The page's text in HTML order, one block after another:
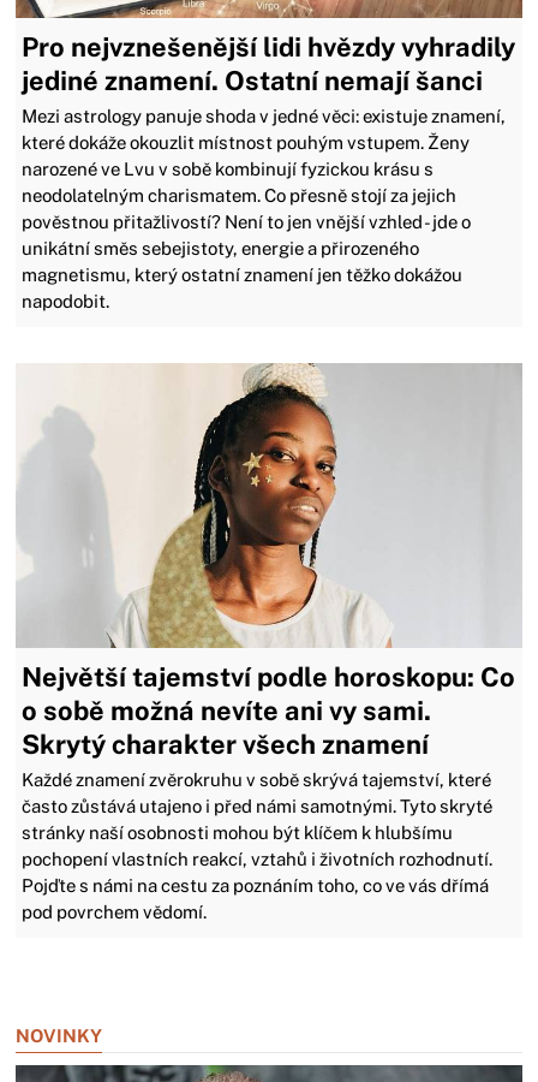
Pro nejvznešenější lidi hvězdy vyhradily
jediné znamení. Ostatní nemají šanci
Mezi astrology panuje shoda v jedné věci: existuje znamení,
které dokáže okouzlit místnost pouhým vstupem. Ženy
narozené ve Lvu v sobě kombinují fyzickou krásu s
neodolatelným charismatem. Co přesně stojí za jejich
pověstnou přitažlivostí? Není to jen vnější vzhled - jde o
unikátní směs sebejistoty, energie a přirozeného
magnetismu, který ostatní znamení jen těžko dokážou
napodobit.
Největší tajemství podle horoskopu: Co
o sobě možná nevíte ani vy sami.
Skrytý charakter všech znamení
Každé znamení zvěrokruhu v sobě skrývá tajemství, které
často zůstává utajeno i před námi samotnými. Tyto skryté
stránky naší osobnosti mohou být klíčem k hlubšímu
pochopení vlastních reakcí, vztahů i životních rozhodnutí.
Pojďte s námi na cestu za poznáním toho, co ve vás dřímá
pod povrchem vědomí.
NOVINKY